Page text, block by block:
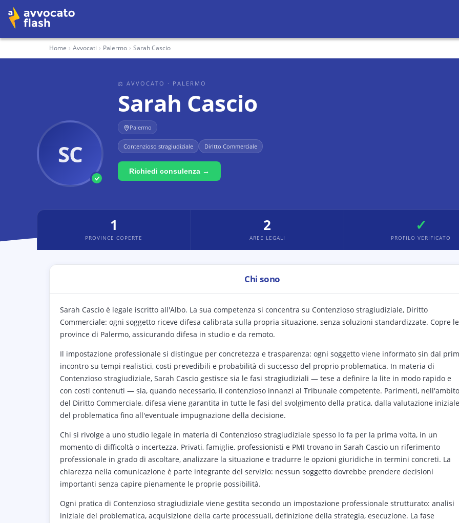
Home › Avvocati › Palermo › Sarah Cascio
SC
⚖ AVVOCATO · PALERMO
Sarah Cascio
Palermo
Contenzioso stragiudiziale Diritto Commerciale
Richiedi consulenza →
1
PROVINCE COPERTE
2
AREE LEGALI
✓
PROFILO VERIFICATO
Chi sono
Sarah Cascio è legale iscritto all'Albo. La sua competenza si concentra su Contenzioso stragiudiziale, Diritto
Commerciale: ogni soggetto riceve difesa calibrata sulla propria situazione, senza soluzioni standardizzate. Copre le
province di Palermo, assicurando difesa in studio e da remoto.
Il impostazione professionale si distingue per concretezza e trasparenza: ogni soggetto viene informato sin dal
incontro su tempi realistici, costi prevedibili e probabilità di successo del proprio problematica. In materia di
Contenzioso stragiudiziale, Sarah Cascio gestisce sia le fasi stragiudiziali — tese a definire la lite in modo rapido e
con costi contenuti — sia, quando necessario, il contenzioso innanzi al Tribunale competente. Parimenti, nell'ambito
del Diritto Commerciale, difesa viene garantita in tutte le fasi del svolgimento della pratica, dalla valutazione iniziale
del problematica fino all'eventuale impugnazione della decisione.
Chi si rivolge a uno studio legale in materia di Contenzioso stragiudiziale spesso lo fa per la prima volta, in un
momento di difficoltà o incertezza. Privati, famiglie, professionisti e PMI trovano in Sarah Cascio un riferimento
professionale in grado di ascoltare, analizzare la situazione e tradurre le opzioni giuridiche in termini concreti. La
chiarezza nella comunicazione è parte integrante del servizio: nessun soggetto dovrebbe prendere decisioni
importanti senza capire pienamente le proprie possibilità.
Ogni pratica di Contenzioso stragiudiziale viene gestita secondo un impostazione professionale strutturato: analisi
iniziale del problematica, acquisizione della carte processuali, definizione della strategia, esecuzione. La fase